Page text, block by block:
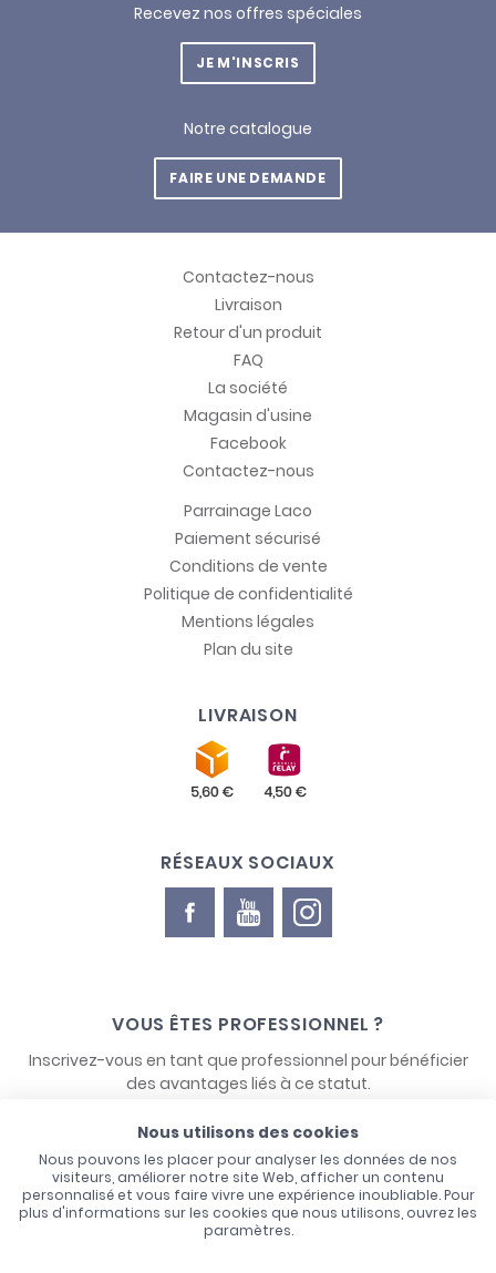
Recevez nos offres spéciales
JE M'INSCRIS
Notre catalogue
FAIRE UNE DEMANDE
Contactez-nous
Livraison
Retour d'un produit
FAQ
La société
Magasin d'usine
Facebook
Contactez-nous
Parrainage Laco
Paiement sécurisé
Conditions de vente
Politique de confidentialité
Mentions légales
Plan du site
LIVRAISON
RÉSEAUX SOCIAUX
VOUS ÊTES PROFESSIONNEL ?
Inscrivez-vous en tant que professionnel pour bénéficier
des avantages liés à ce statut.
Nous utilisons des cookies
Nous pouvons les placer pour analyser les données de nos
visiteurs, améliorer notre site Web, afficher un contenu
personnalisé et vous faire vivre une expérience inoubliable. Pour
plus d'informations sur les cookies que nous utilisons, ouvrez les
paramètres.